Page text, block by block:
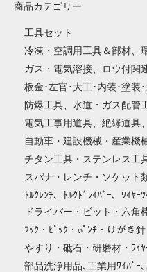
商品カテゴリー
工具セット
冷凍・空調用工具＆部材、
ガス・電気溶接、ロウ付関
板金･左官･大工･内装･塗装
防爆工具、水道・ガス配管
電気工事用道具、絶縁道具
自動車・建設機械・産業機
チタン工具・ステンレス工
スパナ・レンチ・ソケット
ﾄﾙｸﾚﾝﾁ、ﾄﾙｸﾄﾞﾗｲﾊﾞｰ、ﾜｲﾔｰ
ドライバー・ビット・六角
ﾌｯｸ・ﾋﾟｯｸ・ﾎﾟﾝﾁ・けがき針
やすり・砥石・研磨材・ﾜｲﾔ
部品洗浄用品､工業用ﾜｲﾊﾟｰ